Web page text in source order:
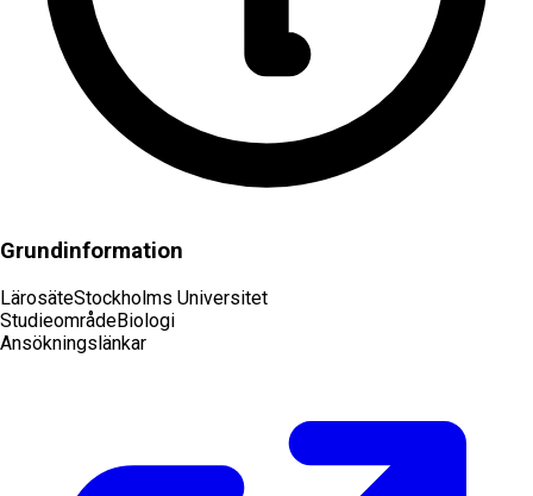
Grundinformation
LärosäteStockholms Universitet
StudieområdeBiologi
Ansökningslänkar